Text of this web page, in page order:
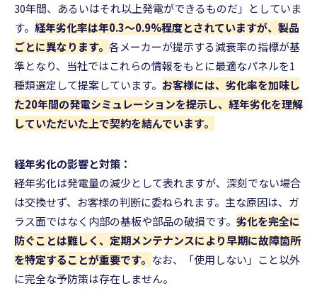
30年間、あるいはそれ以上発電ができるものだ」としていま
す。 経年劣化率は年0.3～0.9%程度とされていますが、製品
ごとに異なります。 各メーカーが提示する減衰率の指標が基
準となり、当社ではこれらの情報をもとに最適なパネルを1
種類選定して提案しています。 お客様には、劣化率を加味し
た20年間の発電シミュレーションを提示し、経年劣化を理解
していただいた上で契約を結んでいます。
経年劣化の影響と対策：
経年劣化は発電量の減少として表れますが、深刻でない場合
は交換せず、お客様の判断に委ねられます。主な原因は、ガ
ラス面ではなく内部の基板や部品の破損です。 劣化を完全に
防ぐことは難しく、定期メンテナンスにより早期に故障箇所
を特定することが重要です。 なお、「使用しない」こと以外
に完全な予防策は存在しません。